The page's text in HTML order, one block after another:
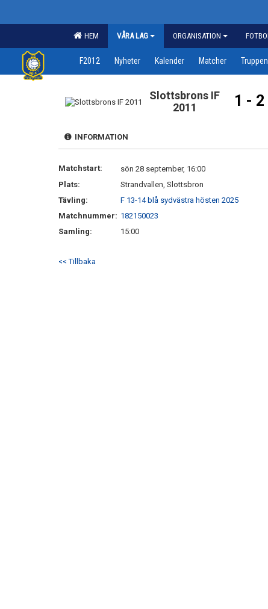
HEM VÅRA LAG ORGANISATION
F2012 Nyheter Kalender Matcher Truppen
Slottsbrons IF
2011
1 - 2
INFORMATION
Matchstart:
sön 28 september, 16:00
Plats:
Strandvallen, Slottsbron
Tävling:
F 13-14 blå sydvästra hösten 2025
Matchnummer: 182150023
Samling:
15:00
<< Tillbaka